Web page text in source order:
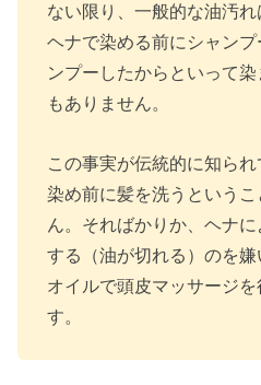
ない限り、一般的な油汚れ
ヘナで染める前にシャン
ンプーしたからといって
もありません。
この事実が伝統的に知ら
染め前に髪を洗うという
ん。そればかりか、ヘナ
する（油が切れる）のを
オイルで頭皮マッサージ
す。